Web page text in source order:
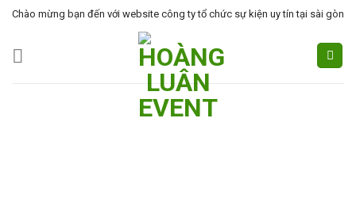
Skip
content
Chào mừng bạn đến với website công ty tổ chức sự kiện uy tín tại sài gòn